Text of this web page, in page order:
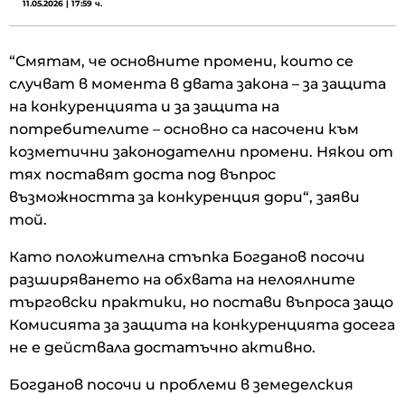
11.05.2026 | 17:59 ч.
“Смятам, че основните промени, които се
случват в момента в двата закона – за защита
на конкуренцията и за защита на
потребителите – основно са насочени към
козметични законодателни промени. Някои от
тях поставят доста под въпрос
възможността за конкуренция дори“, заяви
той.
Като положителна стъпка Богданов посочи
разширяването на обхвата на нелоялните
търговски практики, но постави въпроса защо
Комисията за защита на конкуренцията досега
не е действала достатъчно активно.
Богданов посочи и проблеми в земеделския